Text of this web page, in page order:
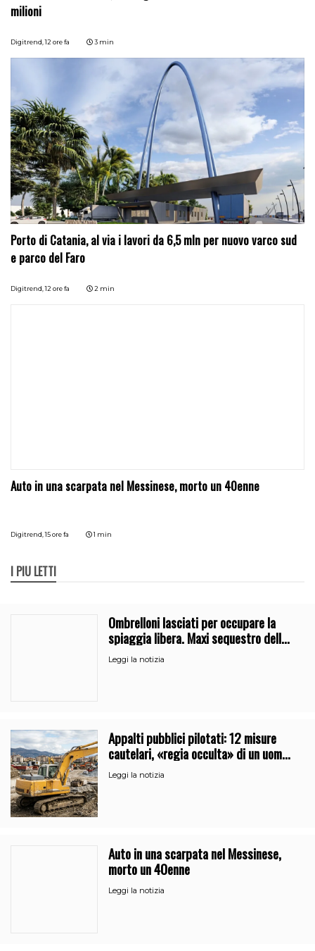
milioni
Digitrend,12 ore fa 3 min
Porto di Catania, al via i lavori da 6,5 mln per nuovo varco sud
e parco del Faro
Digitrend,12 ore fa 2 min
Auto in una scarpata nel Messinese, morto un 40enne
Digitrend,15 ore fa 1 min
I PIÙ LETTI
Ombrelloni lasciati per occupare la
spiaggia libera. Maxi sequestro della
Guardia Costiera
Leggi la notizia
Appalti pubblici pilotati: 12 misure
cautelari, «regia occulta» di un uomo
vicino al clan
Leggi la notizia
Auto in una scarpata nel Messinese,
morto un 40enne
Leggi la notizia